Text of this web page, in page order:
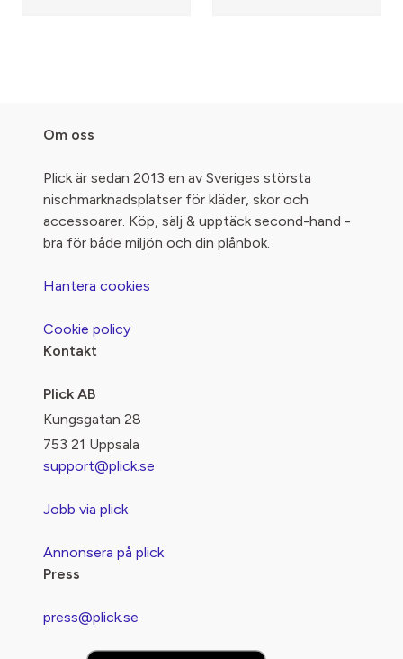
Om oss
Plick är sedan 2013 en av Sveriges största
nischmarknadsplatser för kläder, skor och
accessoarer. Köp, sälj & upptäck second-hand -
bra för både miljön och din plånbok.
Hantera cookies
Cookie policy
Kontakt
Plick AB
Kungsgatan 28
753 21 Uppsala
support@plick.se
Jobb via plick
Annonsera på plick
Press
press@plick.se